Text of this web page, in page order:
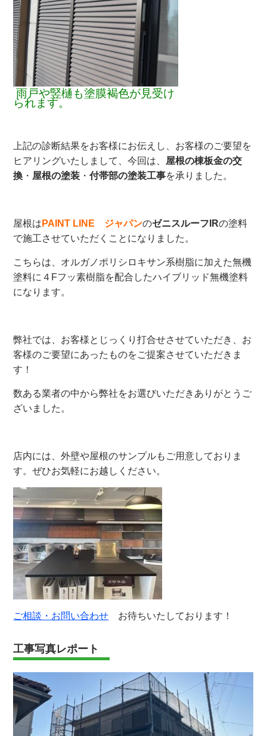
雨戸や竪樋も塗膜褐色が見受け
られます。
上記の診断結果をお客様にお伝えし、お客様のご要望を
ヒアリングいたしまして、今回は、 屋根の棟板金の交
換 ・ 屋根の塗装 ・付帯部の塗装工事を承りました。
屋根は PAINT LINE ジャパンのゼニスルーフIRの塗料
で施工させていただくことになりました。
こちらは、オルガノポリシロキサン系樹脂に加えた無機
塗料に４Fフッ素樹脂を配合したハイブリッド無機塗料
になります。
弊社では、お客様とじっくり打合せさせていただき、お
客様のご要望にあったものをご提案させていただきま
す！
数ある業者の中から弊社をお選びいただきありがとうご
ざいました。
店内には、外壁や屋根のサンプルもご用意しておりま
す。ぜひお気軽にお越しください。
ご相談・お問い合わせ お待ちいたしております！
工事写真レポート